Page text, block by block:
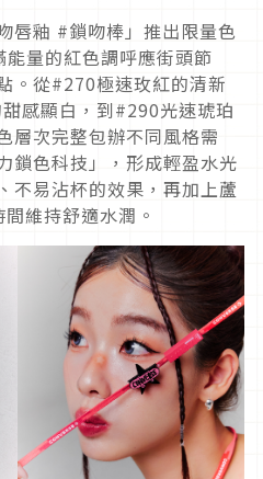
唇釉 #鎖吻棒」推出限量色
能量的紅色調呼應街頭節
。從#270極速玫紅的清新
感顯白，到#290光速琥珀
層次完整包辦不同風格需
鎖色科技」，形成輕盈水光
不易沾杯的效果，再加上蘆
維持舒適水潤。